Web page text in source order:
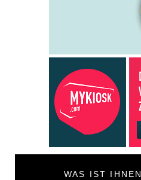
WAS IST IHNEN